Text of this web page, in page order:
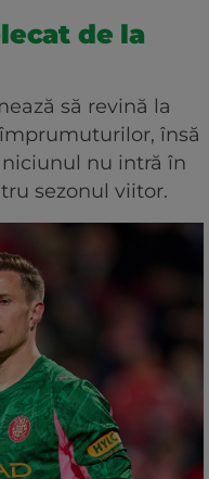
de la
să revină la
însă
nu intră în
sezonul viitor.